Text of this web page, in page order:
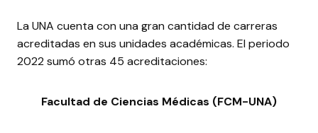
La UNA cuenta con una gran cantidad de carreras
acreditadas en sus unidades académicas. El periodo
2022 sumó otras 45 acreditaciones:
Facultad de Ciencias Médicas (FCM-UNA)